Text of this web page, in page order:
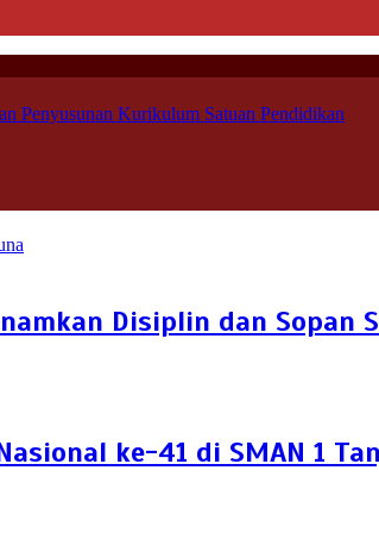
Penyusunan Kurikulum Satuan Pendidikan
Disiplin dan Sopan
ke-41 di SMAN 1